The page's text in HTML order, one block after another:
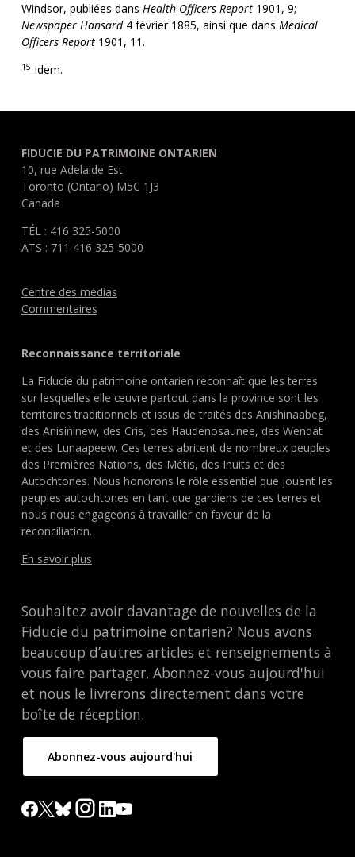
Windsor, publiées dans Health Officers Report1901, 9;
Newspaper Hansard4 février 1885, ainsi que dans Medical
Officers Report1901, 11.
15 Idem.
FIDUCIE DU PATRIMOINE ONTARIEN
10, rue Adelaide Est
Toronto (Ontario) M5C 1J3
Canada
TÉL : 416 325-5000
ATS : 711 416 325-5000
Centre des médias
Commentaires
Reconnaissance territoriale
La Fiducie du patrimoine ontarien reconnaît que les terres
sur lesquelles elle œuvre partout dans la province sont les
territoires traditionnels et issus de traités des Anishinaabeg,
des Anisininew, des Cris, des Haudenosaunee, des Wendat
et des Lunaapeew. Ces terres abritent de nombreux peuples
des Premières Nations, des Métis, des Inuits et des
Autochtones. Nous honorons le rôle essentiel que jouent les
peuples autochtones en tant que gardiens de ces terres et
nous nous engageons à travailler en faveur de la
réconciliation.
En savoir plus
Souhaitez avoir davantage de nouvelles de la
Fiducie du patrimoine ontarien? Nous avons
beaucoup d’autres articles et renseignements à
vous faire partager. Abonnez-vous aujourd'hui
et nous le livrerons directement dans votre
boîte de réception.
Abonnez-vous aujourd'hui